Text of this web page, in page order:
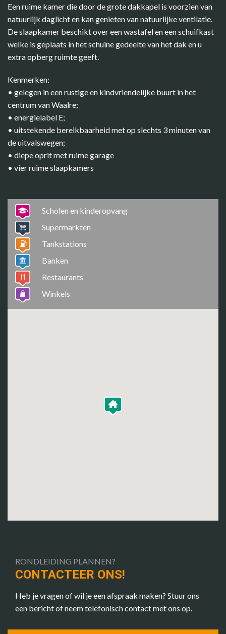
Een ruime kamer die door de grote dakkapel is voorzien van
natuurlijk daglicht en kan genieten van natuurlijke ventilatie.
De slaapkamer beschikt over een wastafel en een schuifkast
welke is geplaats in het schuine gedeelte van het dak en u
extra opberg ruimte geeft.
Kenmerken:
• gelegen in een rustige en kindvriendelijke buurt in het
centrum van Waalre;
• energielabel E;
• uitstekende bereikbaarheid met op slechts 3 minuten van
de uitvalswegen;
• diepe oprit met ruime garage
• vier ruime slaapkamers
Scholen en kinderopvang
Supermarkten
Tankstations
Banken
Restaurants
Winkels
RONDLEIDING PLANNEN?
CONTACTEER ONS!
Heb je vragen of wil je een afspraak maken? Stuur ons
een bericht of neem telefonisch contact met ons op.